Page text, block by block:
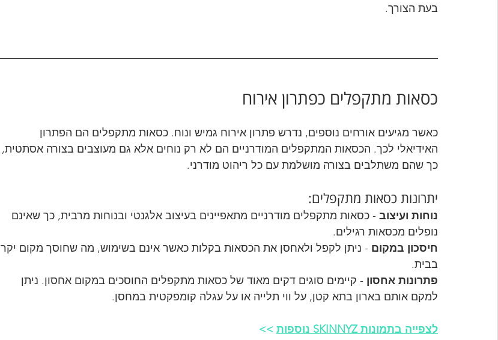
בעת הצורך.
כסאות מתקפלים כפתרון אירוח
כאשר מגיעים אורחים נוספים, נדרש פתרון אירוח גמיש ונוח. כסאות מתקפלים הם הפתרון
האידיאלי לכך. הכסאות המתקפלים המודרניים הם לא רק נוחים אלא גם מעוצבים בצורה אסתטית,
כך שהם משתלבים בצורה מושלמת עם כל ריהוט מודרני.
יתרונות כסאות מתקפלים:
נוחות ועיצוב - כסאות מתקפלים מודרניים מתאפיינים בעיצוב אלגנטי ובנוחות מרבית, כך שאינם
נופלים מכסאות רגילים.
חיסכון במקום - ניתן לקפל ולאחסן את הכסאות בקלות כאשר אינם בשימוש, מה שחוסך מקום יקר
בבית.
פתרונות אחסון - קיימים סוגים דקים מאוד של כסאות מתקפלים החוסכים במקום אחסון. ניתן
למקם אותם בארון בתא קטן, על ווי תלייה או על עגלה קומפקטית במחסן.
לצפייה בתמונות SKINNYZ נוספות >>